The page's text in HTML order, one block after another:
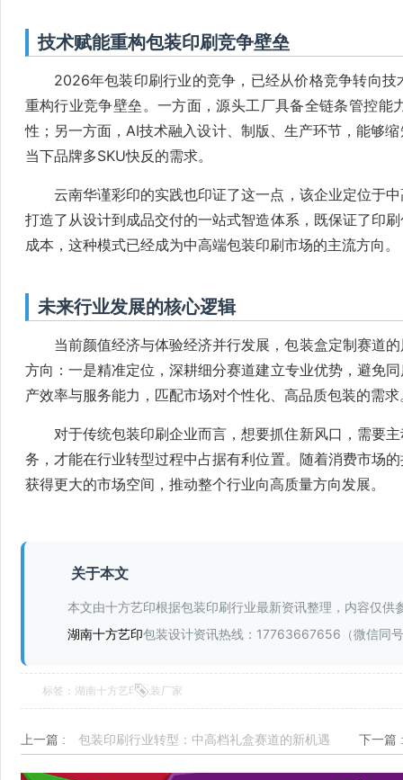
技术赋能重构包装印刷竞争壁垒
2026年包装印刷行业的竞争，已经从价格竞争转向
重构行业竞争壁垒。一方面，源头工厂具备全链条管控
性；另一方面，AI技术融入设计、制版、生产环节，能够
当下品牌多SKU快反的需求。
云南华谨彩印的实践也印证了这一点，该企业定位于
打造了从设计到成品交付的一站式智造体系，既保证了印
成本，这种模式已经成为中高端包装印刷市场的主流方向。
未来行业发展的核心逻辑
当前颜值经济与体验经济并行发展，包装盒定制赛道
方向：一是精准定位，深耕细分赛道建立专业优势，避免
产效率与服务能力，匹配市场对个性化、高品质包装的需求
对于传统包装印刷企业而言，想要抓住新风口，需要
务，才能在行业转型过程中占据有利位置。随着消费市场
获得更大的市场空间，推动整个行业向高质量方向发展。
关于本文
本文由十方艺印根据包装印刷行业最新资讯整理，内容仅供
湖南十方艺印包装设计资讯热线：17763667656（微信同
标签：湖南十方艺印包装厂家
上一篇 : 包装印刷行业转型：中高档礼盒赛道的新机遇 下一